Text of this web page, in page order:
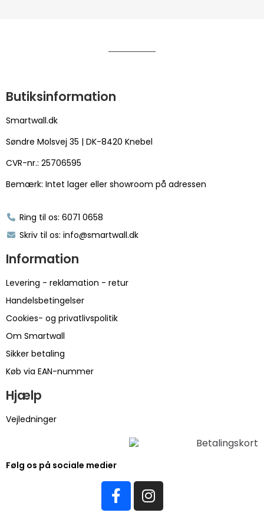
Butiksinformation
Smartwall.dk
Søndre Molsvej 35 | DK-8420 Knebel
CVR-nr.: 25706595
Bemærk: Intet lager eller showroom på adressen
Ring til os: 6071 0658
Skriv til os: info@smartwall.dk
Information
Levering - reklamation - retur
Handelsbetingelser
Cookies- og privatlivspolitik
Om Smartwall
Sikker betaling
Køb via EAN-nummer
Hjælp
Vejledninger
Følg os på sociale medier